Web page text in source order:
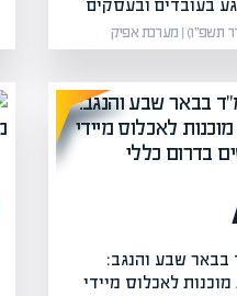
בעובדים ובעסקים
בבאר שבע והנגב:
לאכלוס מיידי